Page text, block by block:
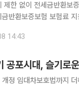
없이 전세금반환보증보험 보
환보증보험 보험료 지원 나이 제
에게 보증금을 지급하고
14:43
공포시대, 슬기로
정 임대차보호법까지